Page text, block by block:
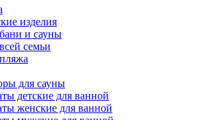
изделия
и сауны
семьи
для сауны
детские для ванной
женские для ванной